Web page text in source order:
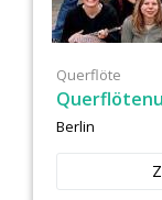
Querflöte
Berlin